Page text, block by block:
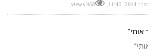
11:40
968 views